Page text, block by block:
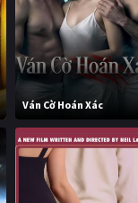
Ván Cờ Hoán Xác